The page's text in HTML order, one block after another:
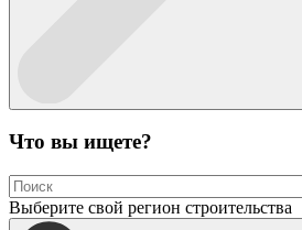
Что вы ищете?
Выберите свой регион строительства